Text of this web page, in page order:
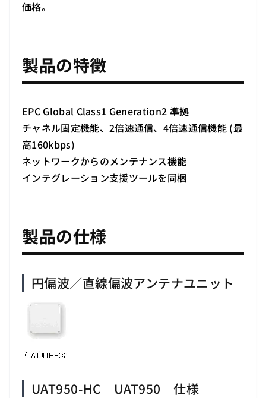
価格。
製品の特徴
EPC Global Class1 Generation2 準拠
チャネル固定機能、2倍速通信、4倍速通信機能 (最
高160kbps)
ネットワークからのメンテナンス機能
インテグレーション支援ツールを同梱
製品の仕様
円偏波／直線偏波アンテナユニット
UAT950-HC UAT950 仕様